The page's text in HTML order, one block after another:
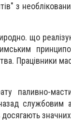
з
що
Працівники
паливно-
службовим